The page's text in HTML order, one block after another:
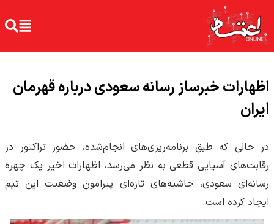
اظهارات خبرساز رسانه سعودی درباره قهرمان
ایران
در حالی که طبق برنامه‌ریزی‌های انجام‌شده، حضور تراکتور در
رقابت‌های آسیایی قطعی به نظر می‌رسد، اظهارات اخیر یک چهره
رسانه‌ای سعودی، حاشیه‌های تازه‌ای پیرامون وضعیت این تیم
ایجاد کرده است.